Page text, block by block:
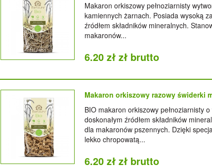
Makaron orkiszowy pełnoziarnisty
kamiennych żarnach. Posiada wysoką
źródłem składników mineralnych.
makaronów...
6.20 zł zł brutto
Makaron orkiszowy razowy świderki
BIO makaron orkiszowy pełnoziarnisty
doskonałym źródłem składników
dla makaronów pszennych. Dzięki
lekko chropowatą...
6.20 zł zł brutto